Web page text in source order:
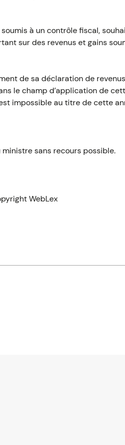
à un contrôle fiscal,
sur des revenus et gains
de sa déclaration de
le champ d’application de
impossible au titre de cette
sans recours possible.
WebLex